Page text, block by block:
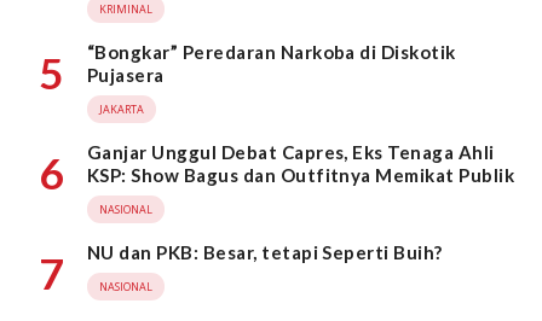
KRIMINAL
5
“Bongkar” Peredaran Narkoba di Diskotik
Pujasera
JAKARTA
6
Ganjar Unggul Debat Capres, Eks Tenaga Ahli
KSP: Show Bagus dan Outfitnya Memikat Publik
NASIONAL
7 NU dan PKB: Besar, tetapi Seperti Buih?
NASIONAL